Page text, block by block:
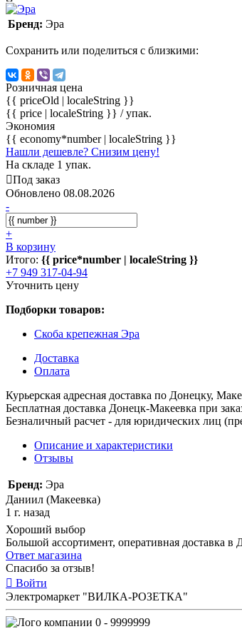
Бренд: Эра
Сохранить или поделиться с близкими:
Розничная цена
{{ priceOld | localeString }}
{{ price | localeString }} / упак.
Экономия
{{ economy*number | localeString }}
Нашли дешевле? Снизим цену!
На складе 1 упак.
Под заказ
Обновлено 08.08.2026
-
+
В корзину
Итого: {{ price*number | localeString }}
+7 949 317-04-94
Уточнить цену
Подборки товаров:
Скоба крепежная Эра
Доставка
Оплата
Курьерская адресная доставка по Донецку,
Бесплатная доставка Донецк-Макеевка при
Безналичный расчет - для юридических лиц
Описание и характеристики
Отзывы
Бренд: Эра
Даниил (Макеевка)
1 г. назад
Хороший выбор
Большой ассортимент, оперативная доставка
Ответ магазина
Спасибо за отзыв!
Войти
Электромаркет "ВИЛКА-РОЗЕТКА"
0 - 9999999